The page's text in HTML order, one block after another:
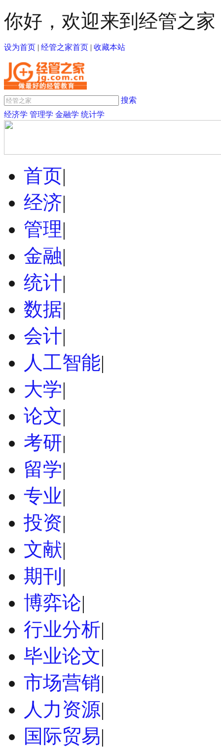
你好，欢迎来到经管之家
设为首页 | 经管之家首页 | 收藏本站
搜索
经济学 管理学 金融学 统计学
首页|
经济|
管理|
金融|
统计|
数据|
会计|
人工智能|
大学|
论文|
考研|
留学|
专业|
投资|
文献|
期刊 |
博弈论|
行业分析|
毕业论文|
市场营销|
人力资源|
国际贸易|